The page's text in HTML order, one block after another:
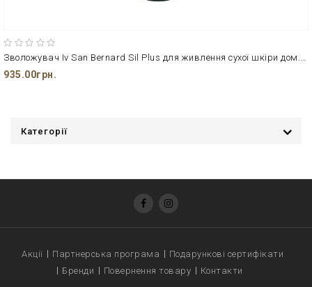
Зволожувач Iv San Bernard Sil Plus для живлення сухої шкіри дом.твар.
935.00грн.
Категорії
Акції Партнерська програма
Подарункові сертифікати
Бренди
Повернення товару Контакти